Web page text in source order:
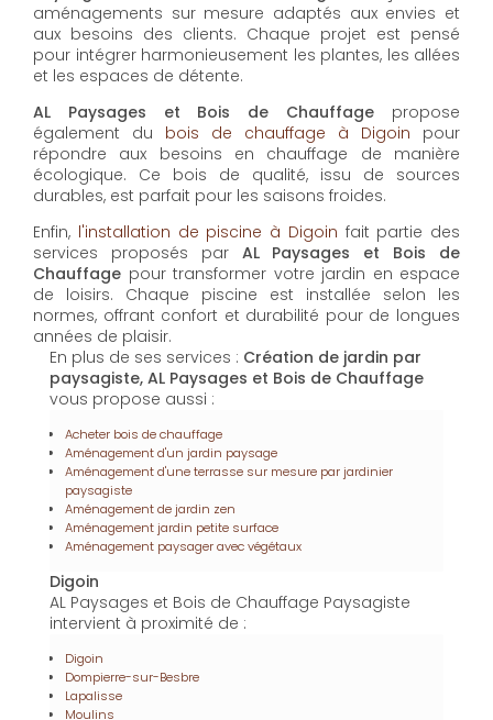
AL Paysages et Bois de Chauffage
propose un
service d'
vos espaces extérieurs en parfait état toute l'année.
Les équipes expérimentées assurent la taille, la tonte
et les soins nécessaires pour un jardin toujours
accueillant.
En tant qu'expert en
Paysages et Bois de Chauffageconçoit des
aménagements sur mesure adaptés aux envies et
aux besoins des clients. Chaque projet est pensé
pour intégrer harmonieusement les plantes, les allées
et les espaces de détente.
AL Paysages et Bois de Chauffagepropose
également du bois de chauffage à Digoinpour
répondre aux besoins en chauffage de manière
écologique. Ce bois de qualité, issu de sources
durables, est parfait pour les saisons froides.
Enfin,l'installation de piscine à Digoinfait partie des
services proposés par
Chauffagepour transformer votre jardin en espace
de loisirs. Chaque piscine est installée selon les
normes, offrant confort et durabilité pour de longues
années de plaisir.
En plus de ses services :Création de jardin par
paysagiste, AL Paysages et Bois de Chauffage
vous propose aussi :
Acheter bois de chauffage
Aménagement d'un jardin paysage
Aménagement d'une terrasse sur mesure par jardinier